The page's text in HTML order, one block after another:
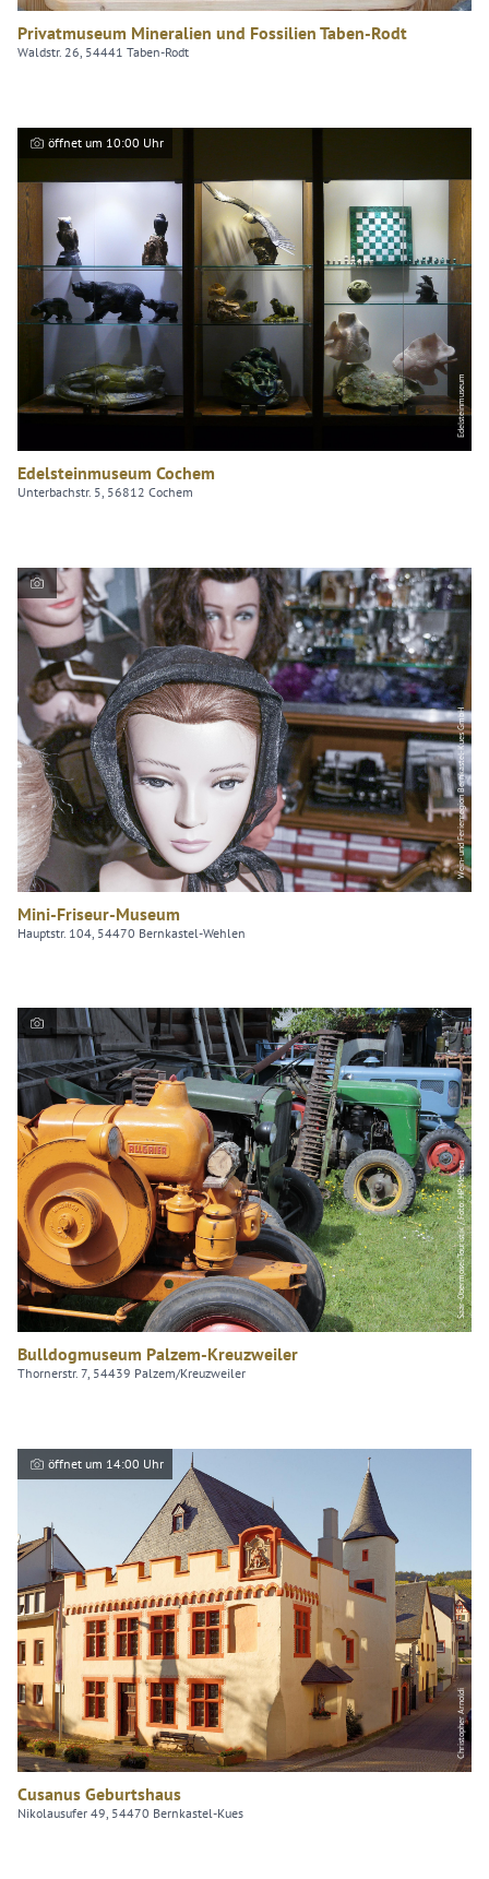
Privatmuseum Mineralien und Fossilien Taben-Rodt
Waldstr. 26, 54441 Taben-Rodt
Edelsteinmuseum
öffnet um 10:00 Uhr
Edelsteinmuseum Cochem
Unterbachstr. 5, 56812 Cochem
Wein- und Ferienregion Bernkastel-Kues GmbH
Mini-Friseur-Museum
Hauptstr. 104, 54470 Bernkastel-Wehlen
Saar-Obermosel-Touristik / Foto: HP Merten
Bulldogmuseum Palzem-Kreuzweiler
Thornerstr. 7, 54439 Palzem/Kreuzweiler
Christopher Arnoldi
öffnet um 14:00 Uhr
Cusanus Geburtshaus
Nikolausufer 49, 54470 Bernkastel-Kues